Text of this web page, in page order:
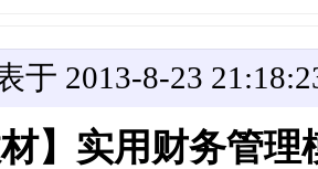
于 2013-8-23
材】实用财务管